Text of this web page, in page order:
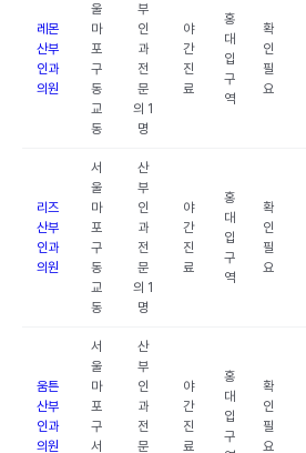
레몬
산부
인과
의원
울
마
포
구
동
교
동
부
인
과
전
문
의 1
명
야
간
진
료
홍
대
입
구
역
확
인
필
요
리즈
산부
인과
의원
서
울
마
포
구
동
교
동
산
부
인
과
전
문
의 1
명
야
간
진
료
홍
대
입
구
역
확
인
필
요
움튼
산부
인과
의원
서
울
마
포
구
서
산
부
인
과
전
문
야
간
진
료
홍
대
입
구
확
인
필
요